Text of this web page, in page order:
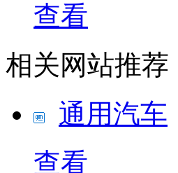
查看
相关网站推荐
通用汽车
查看